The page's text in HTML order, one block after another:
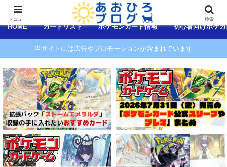
コンテンツへスキップ
HOME カードリスト ポケモンカード情報 初心者向けポケ
当サイトには広告やプロモーションが含まれています
メニュー 検索